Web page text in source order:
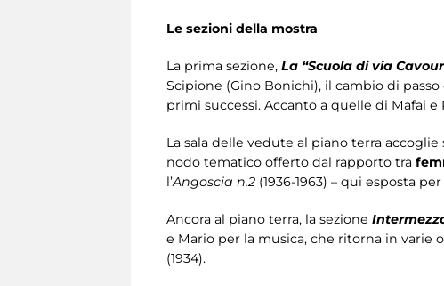
Le sezioni della mostra
La prima sezione, La “Scuola di via
Scipione (Gino Bonichi), il cambio di
primi successi. Accanto a quelle di Mafai
La sala delle vedute al piano terra
nodo tematico offerto dal rapporto tra
l’Angoscia n.2 (1936-1963) – qui esposta
Ancora al piano terra, la sezione
e Mario per la musica, che ritorna in varie
(1934).